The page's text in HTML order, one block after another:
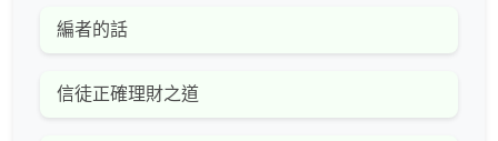
編者的話
信徒正確理財之道